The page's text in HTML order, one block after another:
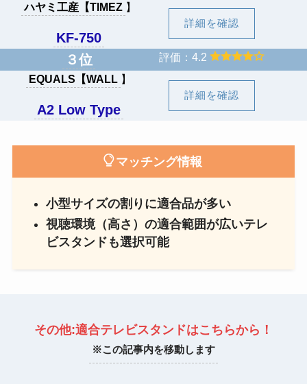
ハヤミ工産【TIMEZ 】
KF-750
詳細を確認
３位
評価：4.2
EQUALS【WALL 】
A2 Low Type
詳細を確認
マッチング情報
小型サイズの割りに適合品が多い
視聴環境（高さ）の適合範囲が広いテレ
ビスタンドも選択可能
その他:適合テレビスタンドはこちらから！
※この記事内を移動します